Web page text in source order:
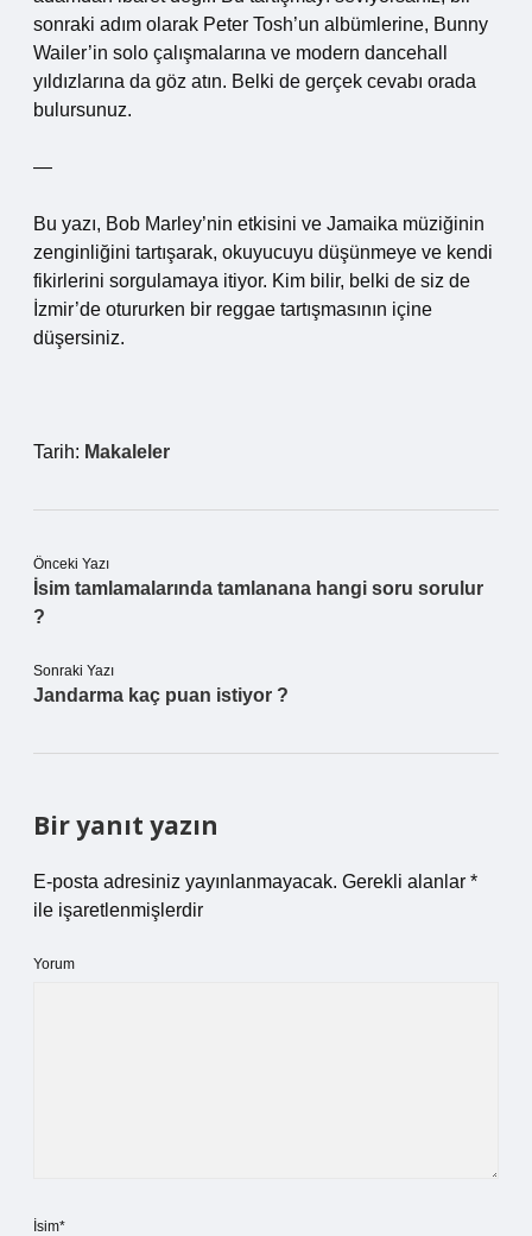
sonraki adım olarak Peter Tosh’un albümlerine, Bunny
Wailer’in solo çalışmalarına ve modern dancehall
yıldızlarına da göz atın. Belki de gerçek cevabı orada
bulursunuz.
—
Bu yazı, Bob Marley’nin etkisini ve Jamaika müziğinin
zenginliğini tartışarak, okuyucuyu düşünmeye ve kendi
fikirlerini sorgulamaya itiyor. Kim bilir, belki de siz de
İzmir’de otururken bir reggae tartışmasının içine
düşersiniz.
Tarih: Makaleler
Önceki Yazı
İsim tamlamalarında tamlanana hangi soru sorulur
?
Sonraki Yazı
Jandarma kaç puan istiyor ?
Bir yanıt yazın
E-posta adresiniz yayınlanmayacak. Gerekli alanlar *
ile işaretlenmişlerdir
Yorum
İsim*